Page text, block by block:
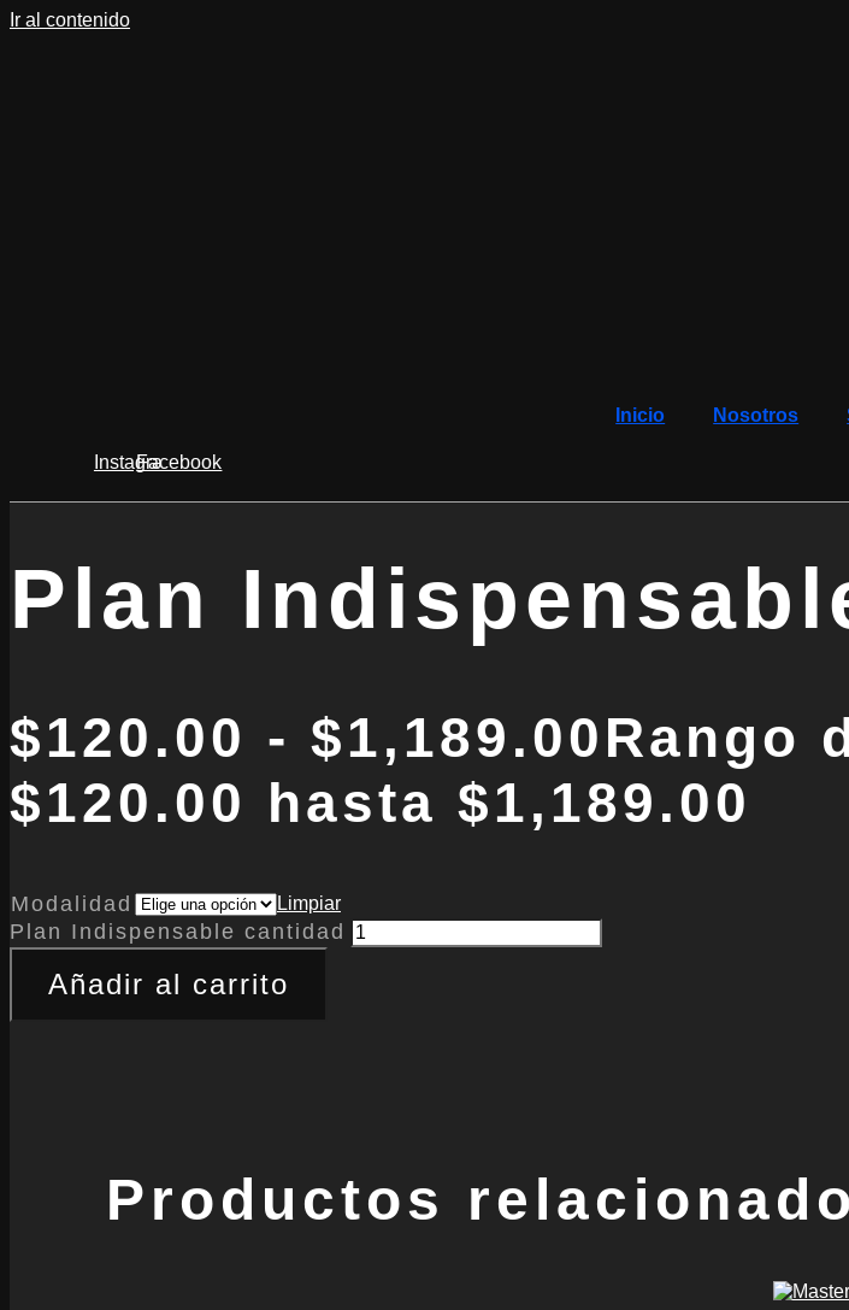
Ir al contenido
Inicio Nosotros
Instagram
Facebook
Plan
$120.00 - $1,189.00Rango
$120.00 hasta $1,189.00
Modalidad Limpiar
Plan Indispensable cantidad
Añadir al carrito
Productos